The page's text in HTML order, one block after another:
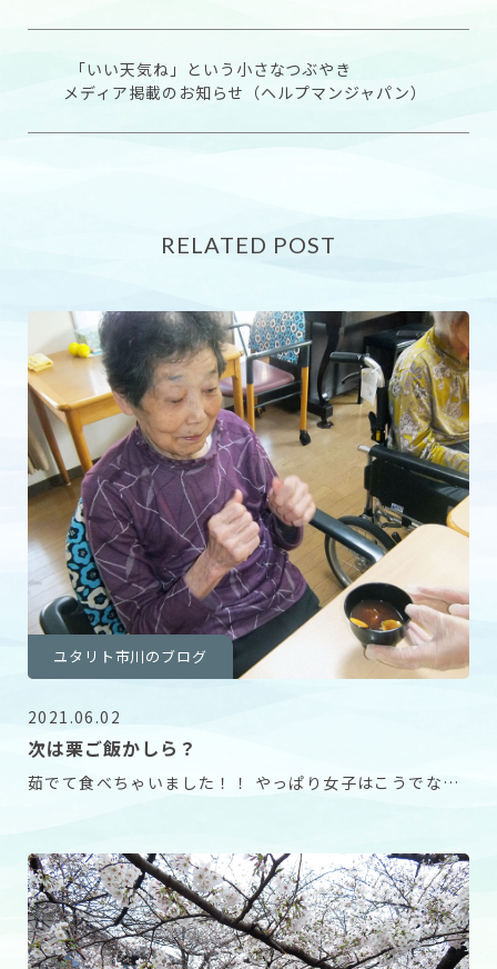
「いい天気ね」という小さなつぶやき
メディア掲載のお知らせ（ヘルプマンジャパン）
RELATED POST
ユタリト市川のブログ
2021.06.02
次は栗ご飯かしら？
茹でて食べちゃいました！！ やっぱり女子はこうでなく